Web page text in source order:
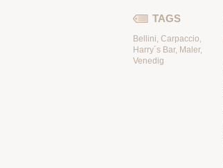
TAGS
Bellini, Carpaccio,
Harry´s Bar, Maler,
Venedig